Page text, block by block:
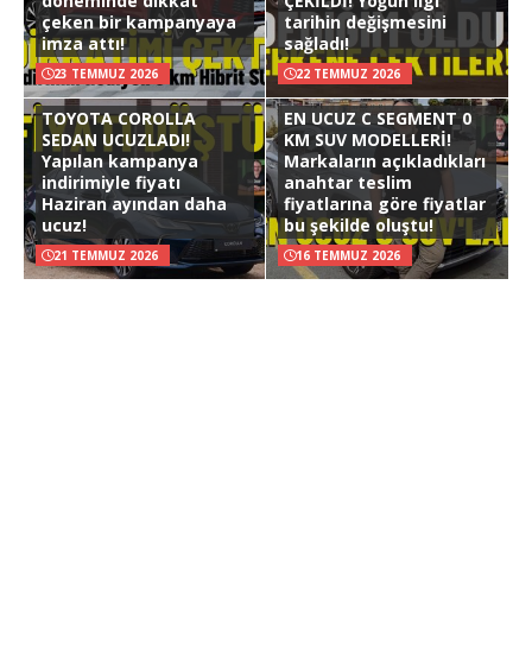
çeken bir kampanyaya
imza attı!
23 TEMMUZ 2026
tarihin değişmesini
sağladı!
22 TEMMUZ 2026
TOYOTA COROLLA
SEDAN UCUZLADI!
Yapılan kampanya
indirimiyle fiyatı
Haziran ayından daha
ucuz!
21 TEMMUZ 2026
EN UCUZ C SEGMENT 0
KM SUV MODELLERİ!
Markaların açıkladıkları
anahtar teslim
fiyatlarına göre fiyatlar
bu şekilde oluştu!
16 TEMMUZ 2026